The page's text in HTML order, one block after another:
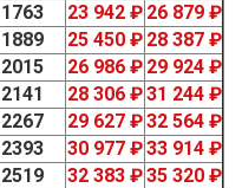
1763 23 942 ₽ 26 879 ₽
1889 25 450 ₽ 28 387 ₽
2015 26 986 ₽ 29 924 ₽
2141 28 306 ₽31 244 ₽
2267 29 627 ₽32 564 ₽
2393 30 977 ₽33 914 ₽
2519 32 383 ₽35 320 ₽